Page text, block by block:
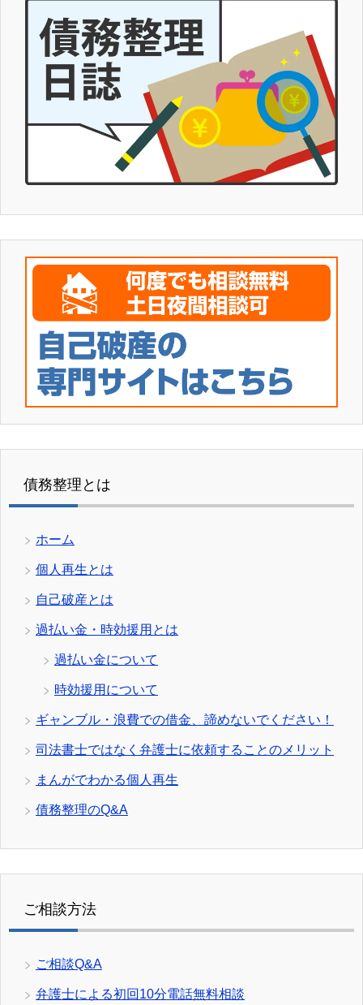
債務整理とは
ホーム
個人再生とは
自己破産とは
過払い金・時効援用とは
過払い金について
時効援用について
ギャンブル・浪費での借金、諦めないでください！
司法書士ではなく弁護士に依頼することのメリット
まんがでわかる個人再生
債務整理のQ&A
ご相談方法
ご相談Q&A
弁護士による初回10分電話無料相談